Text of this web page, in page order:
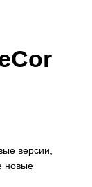
версии,
новые